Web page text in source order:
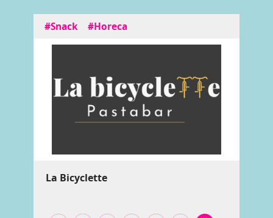
#Snack #Horeca
La Bicyclette